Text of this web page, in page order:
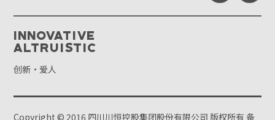
Innovative
Altruistic
创新·爱人
Copyright © 2016 四川川恒控股集团股份有限公司 版权所有备